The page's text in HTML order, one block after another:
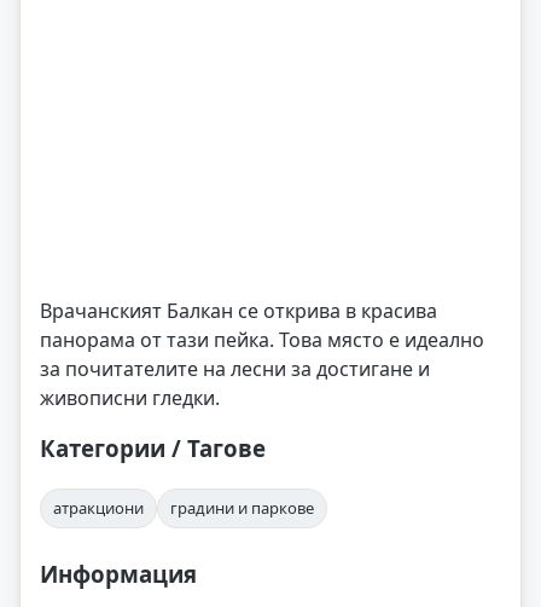
Врачанският Балкан се открива в красива
панорама от тази пейка. Това място е идеално
за почитателите на лесни за достигане и
живописни гледки.
Категории / Тагове
атракциони градини и паркове
Информация